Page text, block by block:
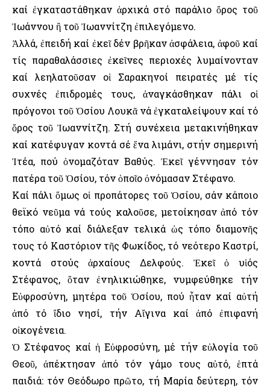
καί ἐγκαταστάθηκαν ἀρχικά στό παράλιο ὄρος τοῦ
Ἰωάννου ἢ τοῦ Ἰωαννίτζη ἐπιλεγόμενο.
Ἀλλά, ἐπειδή καί ἐκεῖ δέν βρῆκαν ἀσφάλεια, ἀφοῦ καί
τίς παραθαλάσσιες ἐκεῖνες περιοχές λυμαίνονταν
καί λεηλατοῦσαν οἱ Σαρακηνοί πειρατές μέ τίς
συχνές ἐπιδρομές τους, ἀναγκάσθηκαν πάλι οἱ
πρόγονοι τοῦ Ὁσίου Λουκᾶ νά ἐγκαταλείψουν καί τό
ὄρος τοῦ Ἰωαννίτζη. Στή συνέχεια μετακινήθηκαν
καί κατέφυγαν κοντά σέ ἕνα λιμάνι, στήν σημερινή
Ἰτέα, πού ὀνομαζόταν Βαθύς. Ἐκεῖ γέννησαν τόν
πατέρα τοῦ Ὁσίου, τόν ὁποῖο ὀνόμασαν Στέφανο.
Καί πάλι ὅμως οἱ προπάτορες τοῦ Ὁσίου, σάν κάποιο
θεϊκό νεῦμα νά τούς καλοῦσε, μετοίκησαν ἀπό τόν
τόπο αὐτό καί διάλεξαν τελικά ὡς τόπο διαμονῆς
τους τό Καστόριον τῆς Φωκίδος, τό νεότερο Καστρί,
κοντά στούς ἀρχαίους Δελφούς. Ἐκεῖ ὁ υἱός
Στέφανος, ὅταν ἐνηλικιώθηκε, νυμφεύθηκε τήν
Εὐφροσύνη, μητέρα τοῦ Ὁσίου, πού ἦταν καί αὐτή
ἀπό τό ἴδιο νησί, τήν Αἴγινα καί ἀπό ἐπιφανή
οἰκογένεια.
Ὁ Στέφανος καί ἡ Εὐφροσύνη, μέ τήν εὐλογία τοῦ
Θεοῦ, ἀπέκτησαν ἀπό τόν γάμο τους αὐτό, ἑπτά
παιδιά: τόν Θεόδωρο πρῶτο, τή Μαρία δεύτερη, τόν